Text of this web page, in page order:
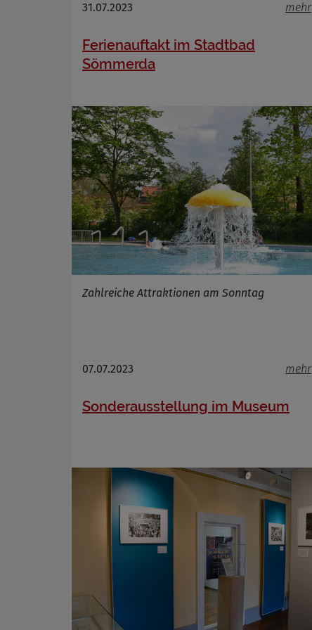
31.07.2023 mehr
Ferienauftakt im Stadtbad
Sömmerda
Zahlreiche Attraktionen am Sonntag
07.07.2023 mehr
Sonderausstellung im Museum